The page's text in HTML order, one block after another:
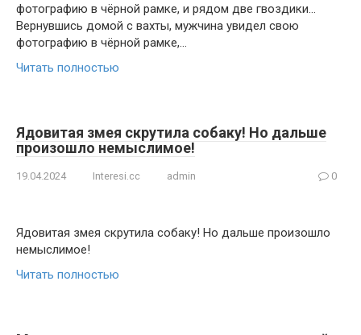
фотографию в чёрной рамке, и рядом две гвоздики…
Вернувшись домой с вахты, мужчина увидел свою
фотографию в чёрной рамке,…
Читать полностью
Ядовитая змея скрутила собаку! Но дальше
произошло немыслимое!
19.04.2024 Interesi.cc admin 0
Ядовитая змея скрутила собаку! Но дальше произошло
немыслимое!
Читать полностью